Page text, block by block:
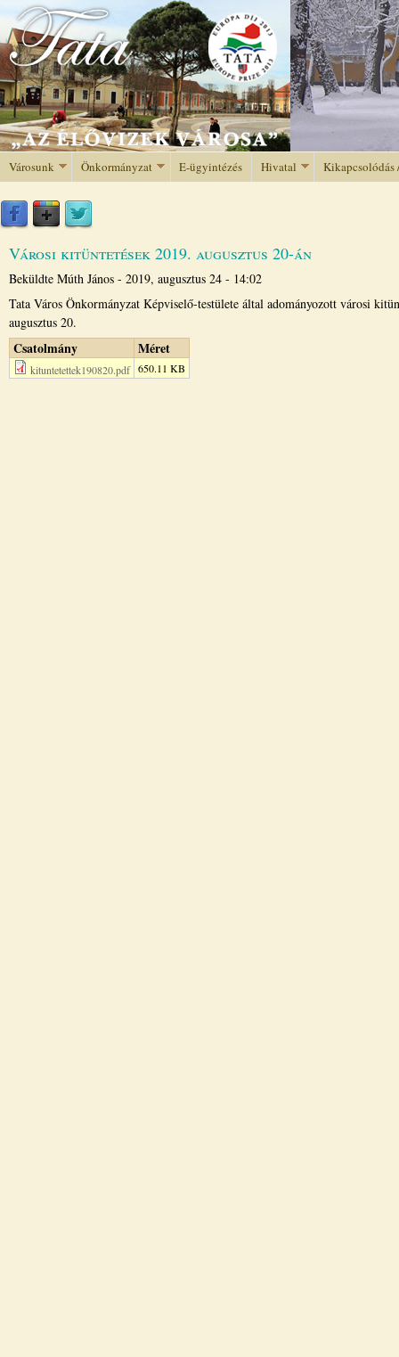
Jump to navigation
Városunk Önkormányzat E-ügyintézés Hivatal Kikapcsolódás
Városi kitüntetések 2019. augusztus 20-án
Beküldte Múth János - 2019, augusztus 24 - 14:02
Tata Város Önkormányzat Képviselő-testülete által adományozott városi
augusztus 20.
Csatolmány Méret
kituntetettek190820.pdf 650.11 KB